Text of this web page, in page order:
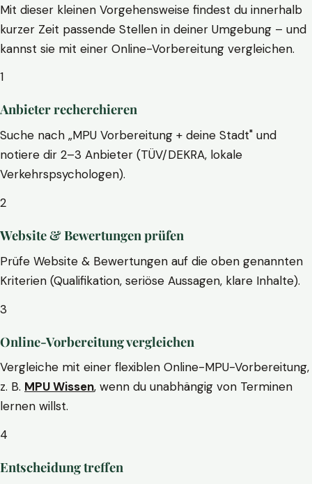
Mit dieser kleinen Vorgehensweise findest du innerhalb
kurzer Zeit passende Stellen in deiner Umgebung – und
kannst sie mit einer Online-Vorbereitung vergleichen.
1
Anbieter recherchieren
Suche nach „MPU Vorbereitung + deine Stadt" und
notiere dir 2–3 Anbieter (TÜV/DEKRA, lokale
Verkehrspsychologen).
2
Website & Bewertungen prüfen
Prüfe Website & Bewertungen auf die oben genannten
Kriterien (Qualifikation, seriöse Aussagen, klare Inhalte).
3
Online-Vorbereitung vergleichen
Vergleiche mit einer flexiblen Online-MPU-Vorbereitung,
z. B. MPU Wissen, wenn du unabhängig von Terminen
lernen willst.
4
Entscheidung treffen